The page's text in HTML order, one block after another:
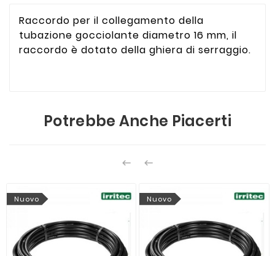
Raccordo per il collegamento della
tubazione gocciolante diametro 16 mm, il
raccordo è dotato della ghiera di serraggio.
Potrebbe Anche Piacerti
 
Nuovo Nuovo